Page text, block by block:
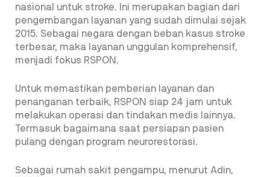
nasional untuk stroke. Ini merupakan bagian dari
pengembangan layanan yang sudah dimulai sejak
2015. Sebagai negara dengan beban kasus stroke
terbesar, maka layanan unggulan komprehensif,
menjadi fokus RSPON.
Untuk memastikan pemberian layanan dan
penanganan terbaik, RSPON siap 24 jam untuk
melakukan operasi dan tindakan medis lainnya.
Termasuk bagaimana saat persiapan pasien
pulang dengan program neurorestorasi.
Sebagai rumah sakit pengampu, menurut Adin,